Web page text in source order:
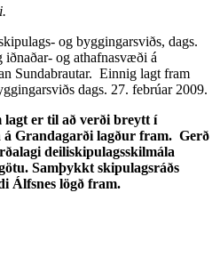
og byggingarsviðs, dags.
og athafnasvæði á
Sundabrautar. Einnig lagt fram
dags. 27. febrúar 2009.
er til að verði breytt í
á Grandagarði lagður fram. Gerð
deiliskipulagsskilmála
Samþykkt skipulagsráðs
Álfsnes lögð fram.